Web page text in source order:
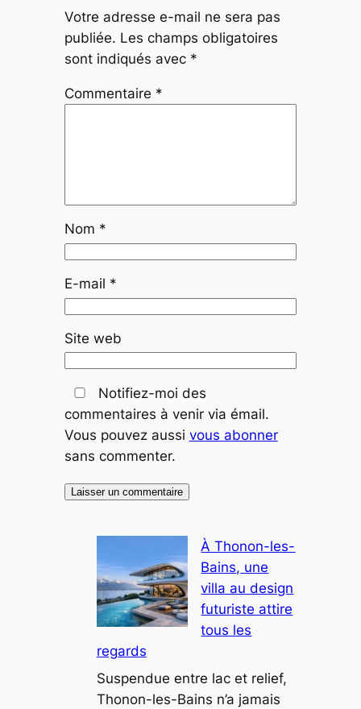
Votre adresse e-mail ne sera pas
publiée. Les champs obligatoires
sont indiqués avec *
Commentaire *
Nom *
E-mail *
Site web
Notifiez-moi des
commentaires à venir via émail.
Vous pouvez aussi vous abonner
sans commenter.
À Thonon-les-
Bains, une
villa au design
futuriste attire
tous les
regards
Suspendue entre lac et relief,
Thonon-les-Bains n’a jamais